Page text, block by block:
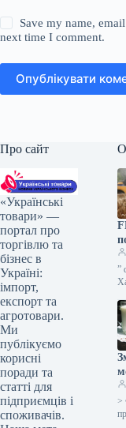
Save my name,
next time I comment.
Опублікувати
Про сайт
«Українські
товари» —
портал про
торгівлю та
бізнес в
Україні:
імпорт,
експорт та
агротовари.
Ми
публікуємо
корисні
поради та
статті для
підприємців і
споживачів.
”
>